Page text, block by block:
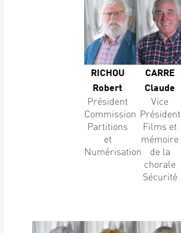
RICHOU
Robert
Président
Commission
Partitions
et
Numérisation
CARRE
Claude
Vice
Président
Films et
mémoire
de la
chorale
Sécurité